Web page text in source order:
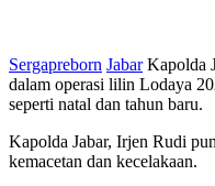
Sergapreborn JabarKapolda
dalam operasi lilin Lodaya
seperti natal dan tahun baru.
Kapolda Jabar, Irjen Rudi
kemacetan dan kecelakaan.